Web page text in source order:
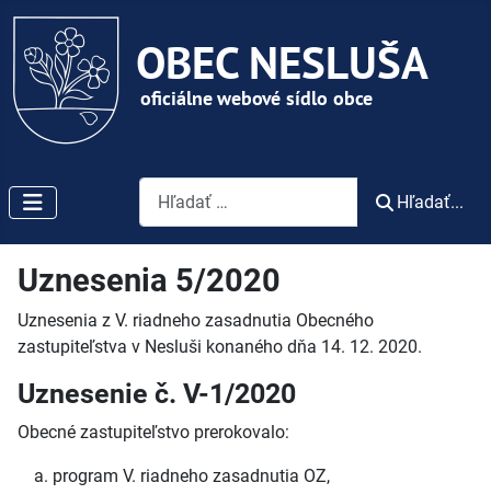
Vyhľadávanie
Hľadať...
Uznesenia 5/2020
Uznesenia z V. riadneho zasadnutia Obecného
zastupiteľstva v Nesluši konaného dňa 14. 12. 2020.
Uznesenie č. V-1/2020
Obecné zastupiteľstvo prerokovalo:
program V. riadneho zasadnutia OZ,